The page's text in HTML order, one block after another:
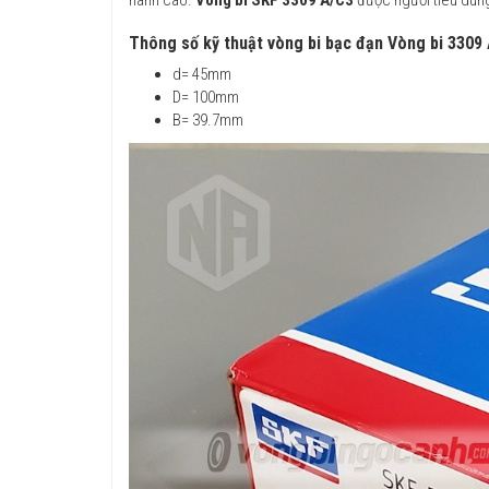
Thông số kỹ thuật vòng bi bạc đạn Vòng bi 3309
d= 45mm
D= 100mm
B= 39.7mm